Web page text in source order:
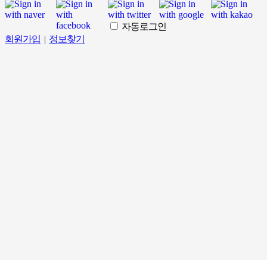
자동로그인
회원가입 | 정보찾기